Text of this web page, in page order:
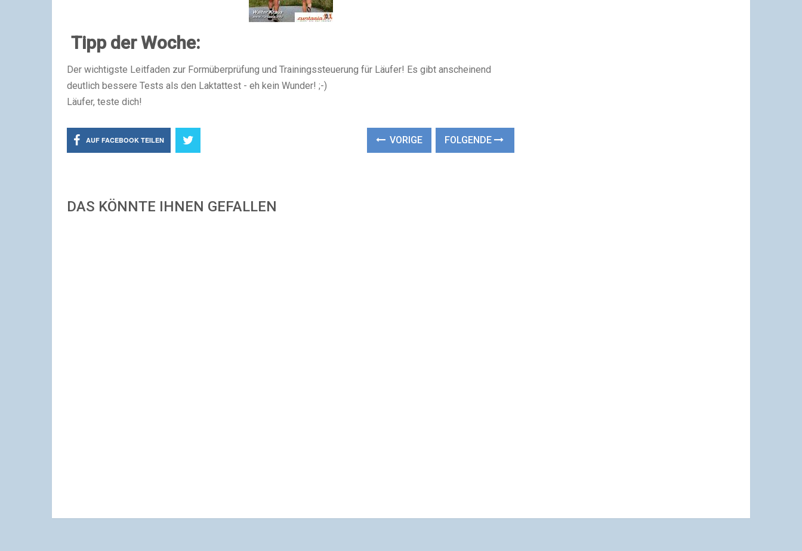
Tipp der Woche:
Der wichtigste Leitfaden zur Formüberprüfung und Trainingssteuerung für Läufer! Es gibt anscheinend
deutlich bessere Tests als den Laktattest - eh kein Wunder! ;-)
Läufer, teste dich!
AUF FACEBOOK TEILEN VORIGE FOLGENDE
DAS KÖNNTE IHNEN GEFALLEN